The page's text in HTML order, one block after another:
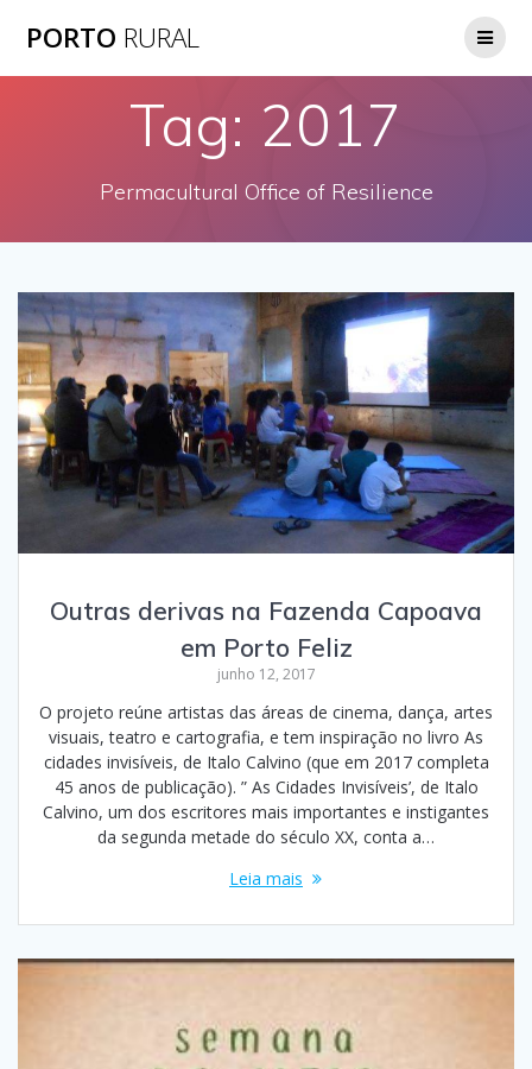
PORTO RURAL
Tag: 2017
Permacultural Office of Resilience
Outras derivas na Fazenda Capoava
em Porto Feliz
junho 12, 2017
O projeto reúne artistas das áreas de cinema, dança, artes
visuais, teatro e cartografia, e tem inspiração no livro As
cidades invisíveis, de Italo Calvino (que em 2017 completa
45 anos de publicação). ” As Cidades Invisíveis’, de Italo
Calvino, um dos escritores mais importantes e instigantes
da segunda metade do século XX, conta a…
Leia mais